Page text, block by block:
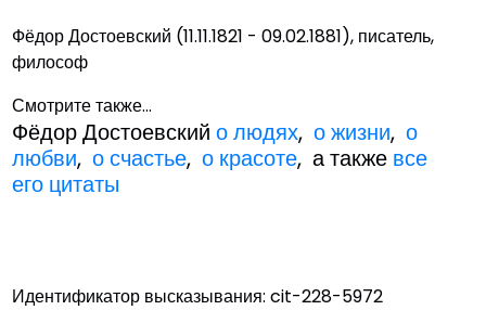
Фёдор Достоевский (11.11.1821 - 09.02.1881), писатель,
философ
Смотрите также...
Фёдор Достоевскийо людях,о жизни,о
любви,о счастье,о красоте, а также все
его цитаты
Идентификатор высказывания: cit-228-5972